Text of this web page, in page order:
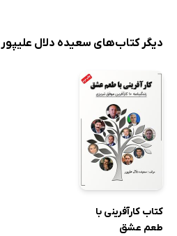
دیگر کتاب‌های سعیده دلال علیپور
کتاب کارآفرینی با
طعم عشق